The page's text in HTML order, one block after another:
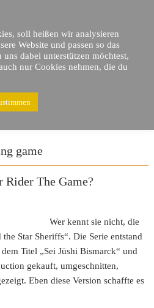
game
game
Rider The Game?
Wer kennt sie nicht, die
Star Sheriffs“. Die Serie entstand
Titel „Sei Jūshi Bismarck“ und
gekauft, umgeschnitten,
Eben diese Version schaffte es
soll heißen wir analysieren
Website und passen so das
dabei unterstützen möchtest,
nur Cookies nehmen, die du